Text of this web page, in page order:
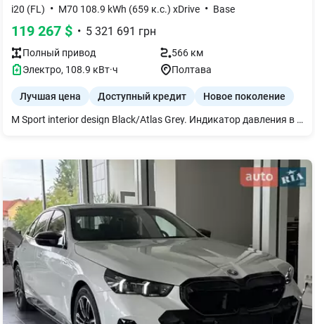
i20 (FL) • M70 108.9 kWh (659 к.с.) xDrive • Base
119 267 $ • 5 321 691 грн
Полный привод
566 км
Электро, 108.9 кВт·ч Полтава
Лучшая цена Доступный кредит Новое поколение
M Sport interior design Black/Atlas Grey. Индикатор давления в шинах. Комплект для ремонта шин. Система комфортного доступа. Климатически комфортное ветровое стекло. Солнцезащитное остекление. Пакет подогрева. Зарядное устройство для быстрой зарядки переменного тока (AC). Активная система помощи парковке `Parking Assistant Plus`. ConnectedDrive Services. Беспроводная зарядка с охлаждением устройства. Активная защита пешеходов.